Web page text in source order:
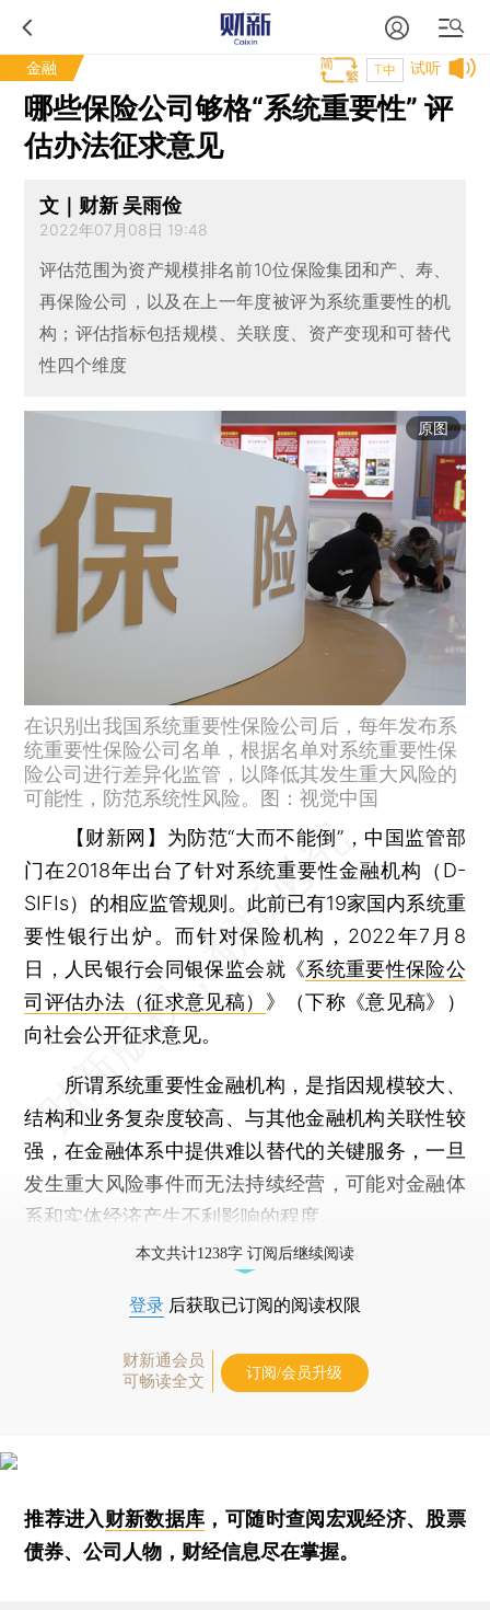
金融 试听
T中
哪些保险公司够格“系统重要性” 评
估办法征求意见
文｜财新 吴雨俭
2022年07月08日 19:48
评估范围为资产规模排名前10位保险集团和产、寿、
再保险公司，以及在上一年度被评为系统重要性的机
构；评估指标包括规模、关联度、资产变现和可替代
性四个维度
原图
在识别出我国系统重要性保险公司后，每年发布系
统重要性保险公司名单，根据名单对系统重要性保
险公司进行差异化监管，以降低其发生重大风险的
可能性，防范系统性风险。图：视觉中国
【财新网】 为防范“大而不能倒”，中国监管部
门在2018年出台了针对系统重要性金融机构（D-
SIFIs）的相应监管规则。此前已有19家国内系统重
要性银行出炉。而针对保险机构，2022年7月8
日，人民银行会同银保监会就《系统重要性保险公
司评估办法（征求意见稿） 》（下称《意见稿》）
向社会公开征求意见。
所谓系统重要性金融机构，是指因规模较大、
结构和业务复杂度较高、与其他金融机构关联性较
强，在金融体系中提供难以替代的关键服务，一旦
发生重大风险事件而无法持续经营，可能对金融体
系和实体经济产生不利影响的程度。
本文共计1238字 订阅后继续阅读
登录 后获取已订阅的阅读权限
财新通会员
可畅读全文
订阅/会员升级
推荐进入财新数据库 ，可随时查阅宏观经济、股票
债券、公司人物，财经信息尽在掌握。